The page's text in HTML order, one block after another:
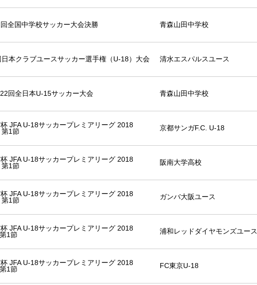
全国中学校サッカー大会決勝 青森山田中学校
本クラブユースサッカー選手権（U-18）大会 清水エスパルスユース
回全日本U-15サッカー大会 青森山田中学校
JFA U-18サッカープレミアリーグ 2018
第1節
京都サンガF.C. U-18
JFA U-18サッカープレミアリーグ 2018
第1節
阪南大学高校
JFA U-18サッカープレミアリーグ 2018
第1節
ガンバ大阪ユース
JFA U-18サッカープレミアリーグ 2018
1節
浦和レッドダイヤモンズユース
JFA U-18サッカープレミアリーグ 2018
1節
FC東京U-18